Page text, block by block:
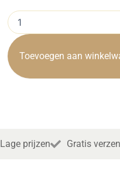
Armstoel
Belmonte
Gognac
Towerliving
aantal
Toevoegen aan
Lage prijzen Gratis